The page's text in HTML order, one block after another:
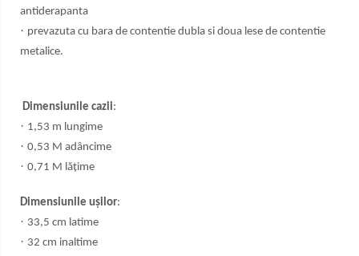
antiderapanta
· prevazuta cu bara de contentie dubla si doua lese de contentie
metalice.
Dimensiunile cazii:
· 1,53 m lungime
· 0,53 M adâncime
· 0,71 M lățime
Dimensiunile ușilor:
· 33,5 cm latime
· 32 cm inaltime